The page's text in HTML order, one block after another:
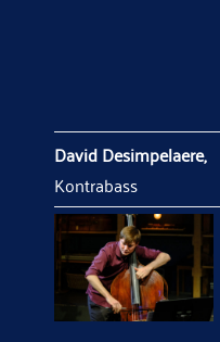
David Desimpelaere,
Kontrabass